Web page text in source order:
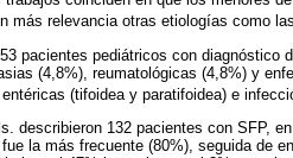
más relevancia otras etiologías como
pacientes pediátricos con diagnóstico
(4,8%), reumatológicas (4,8%) y
(tifoidea y paratifoidea) e
describieron 132 pacientes con SFP,
la más frecuente (80%), seguida de